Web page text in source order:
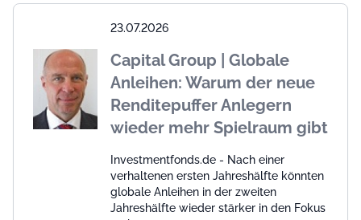
23.07.2026
Capital Group | Globale
Anleihen: Warum der neue
Renditepuffer Anlegern
wieder mehr Spielraum gibt
Investmentfonds.de - Nach einer
verhaltenen ersten Jahreshälfte könnten
globale Anleihen in der zweiten
Jahreshälfte wieder stärker in den Fokus